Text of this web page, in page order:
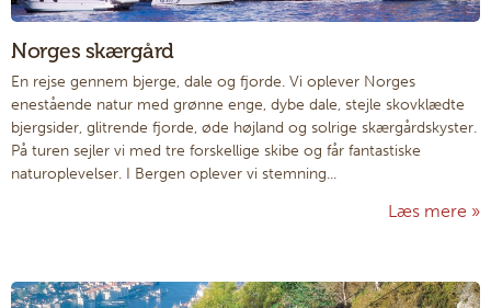
Norges skærgård
En rejse gennem bjerge, dale og fjorde. Vi oplever Norges
enestående natur med grønne enge, dybe dale, stejle skovklædte
bjergsider, glitrende fjorde, øde højland og solrige skærgårdskyster.
På turen sejler vi med tre forskellige skibe og får fantastiske
naturoplevelser. I Bergen oplever vi stemning...
Læs mere